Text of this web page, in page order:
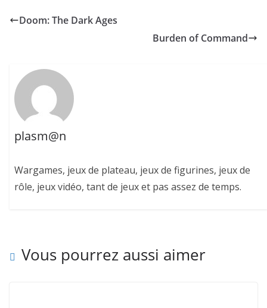
Doom: The Dark Ages
Burden of Command
plasm@n
Wargames, jeux de plateau, jeux de figurines, jeux de
rôle, jeux vidéo, tant de jeux et pas assez de temps.
Vous pourrez aussi aimer